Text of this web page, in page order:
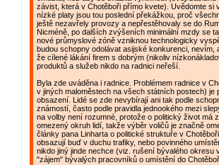
závist, která v Chotěboři přímo kvete). Uvědomte si
nízké platy jsou tou poslední překážkou, proč
ještě nezavřely provozy a nepřestěhovaly se do
Nicméně, po dalších zvýšeních minimální mzdy se
nové průmyslové zóně vzniknou technologicky
budou schopny odolávat asijské konkurenci, nevím,
že cílené lákání firem s dobrým (nikoliv
produktů a služeb nikdo na radnici neřeší.
Byla zde uváděna i radnice. Problémem radnice v
v jiných maloměstech na všech státních postech) je
obsazení. Lidé se zde nevybírají ani tak podle
známostí, často podle pravidla jednookého mezi
na volby není rozumné, protože o politický život má
omezený okruh lidí, takže výběr voličů je značně
články pana Linharta o politické struktuře v
obsazují buď v duchu trafiky, nebo povinného
nikdo jiný jinde nechce (viz. rušení bývalého okresu
"zájem" bývalých pracovníků o umístění do